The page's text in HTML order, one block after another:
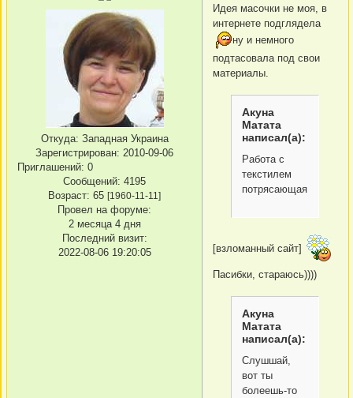
Откуда: Западная Украина
Зарегистрирован: 2010-09-06
Приглашений: 0
Сообщений: 4195
Возраст: 65 [1960-11-11]
Провел на форуме:
2 месяца 4 дня
Последний визит:
2022-08-06 19:20:05
Идея масочки не моя, в
интернете подглядела
ну и немного
подтасовала под свои
материалы.
Акуна
Матата
написал(а):
Работа с
текстилем
потрясающая!!!
[взломанный сайт]
Пасибки, стараюсь))))
Акуна
Матата
написал(а):
Слушшай,
вот ты
болеешь-то